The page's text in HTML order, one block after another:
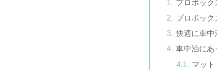
プロボック
プロボッ
快適に車中
車中泊にあ
マット